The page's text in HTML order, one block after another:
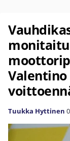
Tuukka Hyttinen